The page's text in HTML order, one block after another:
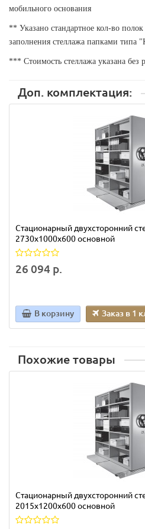
мобильного основания
** Указано стандартное кол-во
заполнения стеллажа папками типа
*** Стоимость стеллажа указана без
Доп. комплектация:
Стационарный двухсторонний
2730х1000х600 основной
26 094 р.
В корзину Заказ в 1
Похожие товары
Стационарный двухсторонний
2015х1200х600 основной